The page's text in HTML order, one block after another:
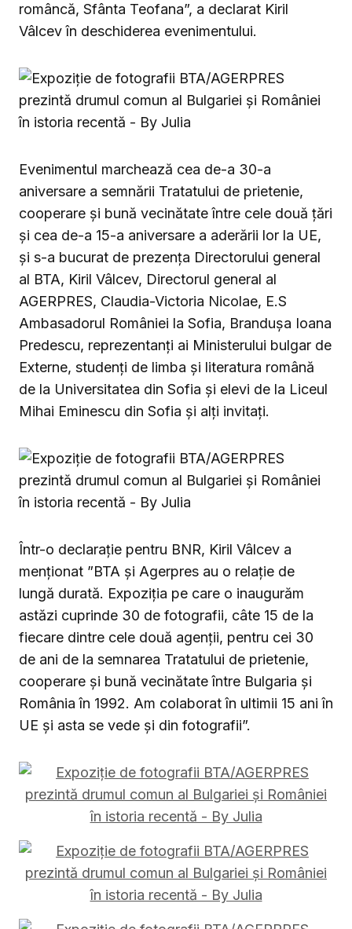
româncă, Sfânta Teofana”, a declarat Kiril
Vâlcev în deschiderea evenimentului.
Evenimentul marchează cea de-a 30-a
aniversare a semnării Tratatului de prietenie,
cooperare şi bună vecinătate între cele două ţări
şi cea de-a 15-a aniversare a aderării lor la UE,
și s-a bucurat de prezența Directorului general
al BTA, Kiril Vâlcev, Directorul general al
AGERPRES, Claudia-Victoria Nicolae, E.S
Ambasadorul României la Sofia, Branduşa Ioana
Predescu, reprezentanți ai Ministerului bulgar de
Externe, studenți de limba şi literatura română
de la Universitatea din Sofia şi elevi de la Liceul
Mihai Eminescu din Sofia și alți invitați.
Într-o declarație pentru BNR, Kiril Vâlcev a
menționat ”BTA și Agerpres au o relație de
lungă durată. Expoziția pe care o inaugurăm
astăzi cuprinde 30 de fotografii, câte 15 de la
fiecare dintre cele două agenții, pentru cei 30
de ani de la semnarea Tratatului de prietenie,
cooperare și bună vecinătate între Bulgaria și
România în 1992. Am colaborat în ultimii 15 ani în
UE și asta se vede și din fotografii”.